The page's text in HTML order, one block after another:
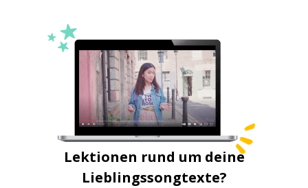
Lektionen rund um deine
Lieblingssongtexte?